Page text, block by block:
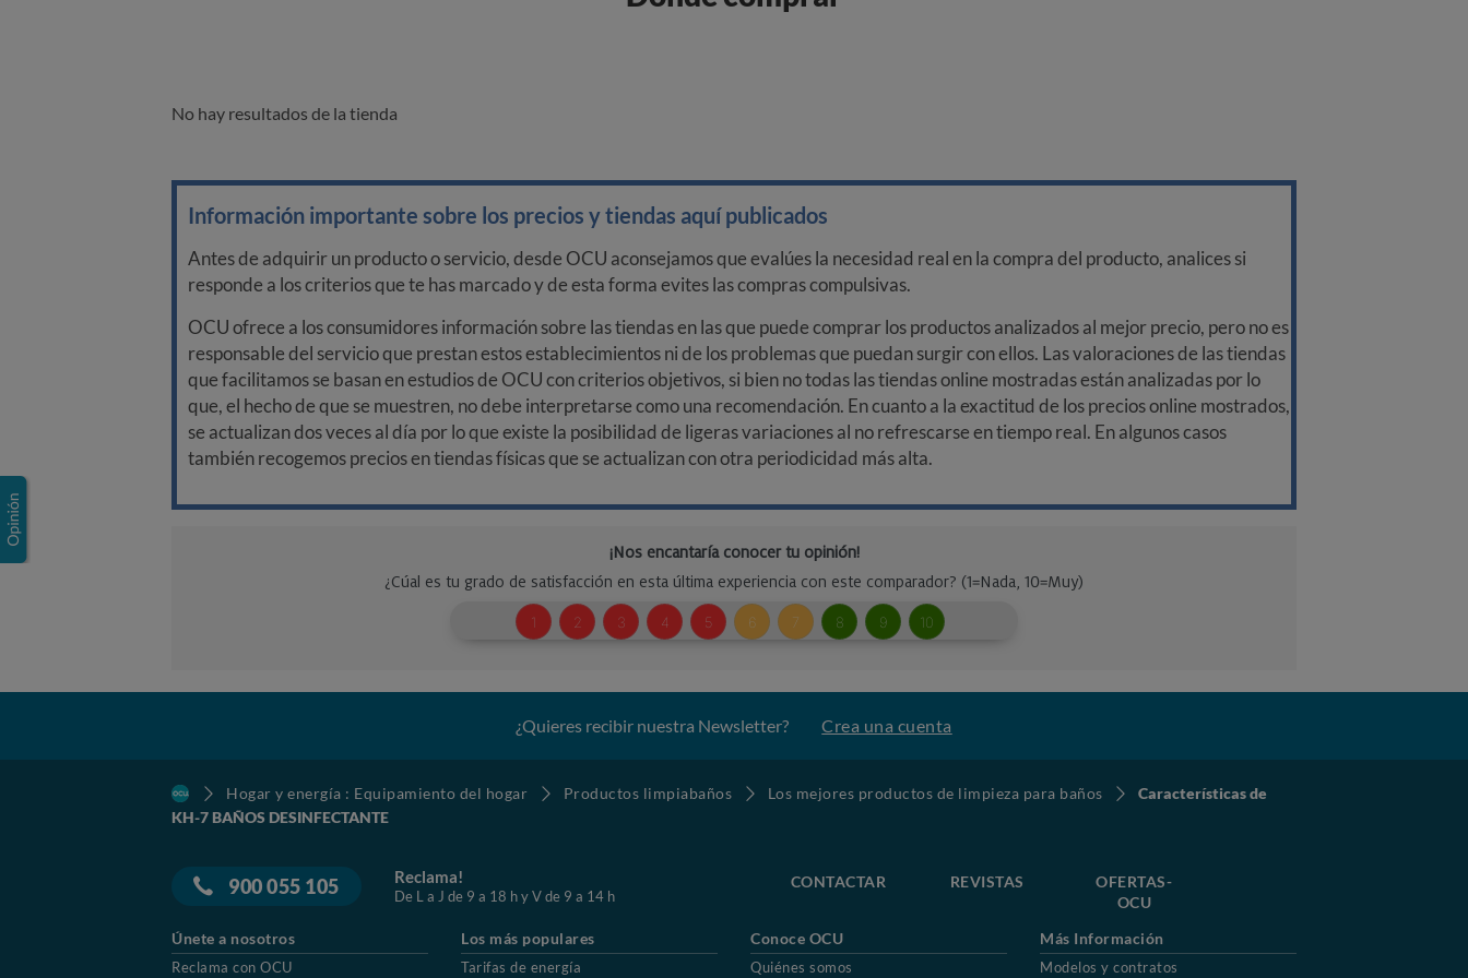
No hay resultados de la tienda
Información importante sobre los precios y tiendas aquí publicados
Antes de adquirir un producto o servicio, desde OCU aconsejamos que evalúes la necesidad real en la compra del producto, analices si
responde a los criterios que te has marcado y de esta forma evites las compras compulsivas.
OCU ofrece a los consumidores información sobre las tiendas en las que puede comprar los productos analizados al mejor precio, pero no es
responsable del servicio que prestan estos establecimientos ni de los problemas que puedan surgir con ellos. Las valoraciones de las tiendas
que facilitamos se basan en estudios de OCU con criterios objetivos, si bien no todas las tiendas online mostradas están analizadas por lo
que, el hecho de que se muestren, no debe interpretarse como una recomendación. En cuanto a la exactitud de los precios online mostrados,
se actualizan dos veces al día por lo que existe la posibilidad de ligeras variaciones al no refrescarse en tiempo real. En algunos casos
también recogemos precios en tiendas físicas que se actualizan con otra periodicidad más alta.
¿Quieres recibir nuestra Newsletter? Crea una cuenta
Hogar y energía : Equipamiento del hogar Productos limpiabaños Los mejores productos de limpieza para baños
Características de
KH-7 BAÑOS DESINFECTANTE
900 055 105 Reclama!
De L a J de 9 a 18 h y V de 9 a 14 h
CONTACTAR REVISTAS
OFERTAS-
OCU
Únete a nosotros
Reclama con OCU
Los más populares
Tarifas de energía
Conoce OCU
Quiénes somos
Más Información
Modelos y contratos